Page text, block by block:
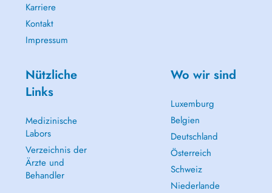
Karriere
Kontakt
Impressum
Nützliche
Links
Medizinische
Labors
Verzeichnis der
Ärzte und
Behandler
Wo wir sind
Luxemburg
Belgien
Deutschland
Österreich
Schweiz
Niederlande